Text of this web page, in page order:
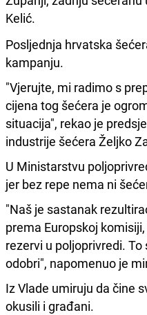
Kelić.
Posljednja hrvatska
kampanju.
"Vjerujte, mi radimo s
cijena tog šećera je
situacija", rekao je
industrije šećera Željko
U Ministarstvu
jer bez repe nema ni
"Naš je sastanak
prema Europskoj
rezervi u poljoprivredi.
odobri", napomenuo je
Iz Vlade umiruju da čine
okusili i građani.